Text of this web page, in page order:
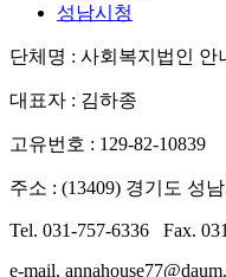
성남시청
단체명 : 사회복지법인 안
대표자 : 김하종
고유번호 : 129-82-10839
주소 : (13409) 경기도 성
Tel. 031-757-6336 Fax.
e-mail.